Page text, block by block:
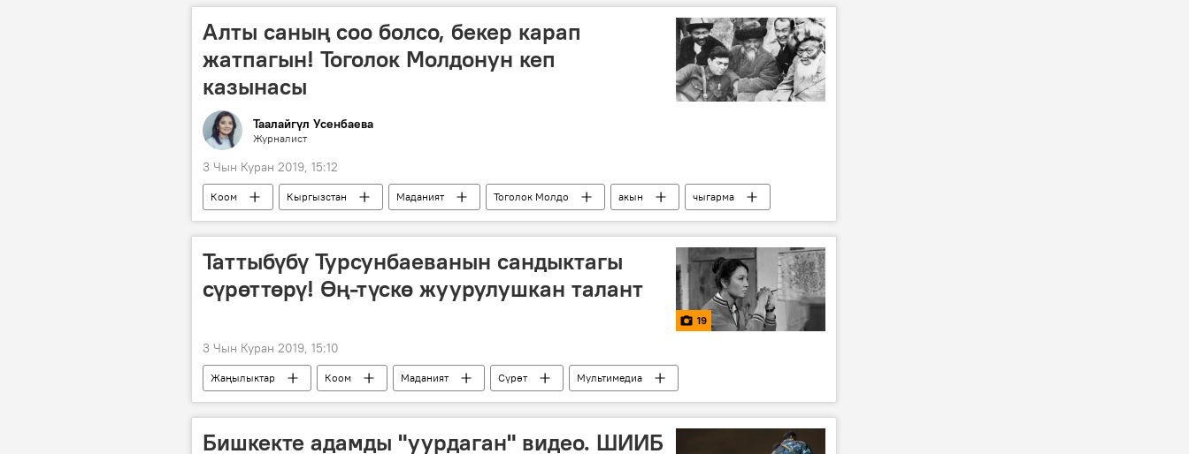
Алты саның соо болсо, бекер карап
жатпагын! Тоголок Молдонун кеп
казынасы
Таалайгүл Усенбаева
Журналист
3 Чын Куран 2019, 15:12
Коом Кыргызстан Маданият Тоголок Молдо акын чыгарма
Таттыбүбү Турсунбаеванын сандыктагы
сүрөттөрү! Өң-түскө жуурулушкан талант
19
3 Чын Куран 2019, 15:10
Жаңылыктар Коом Маданият Сүрөт
Мультимедиа
Таттыбүбү Турсунбаева
актриса кино театр сулуулук
Бишкекте адамды "уурдаган" видео. ШИИБ